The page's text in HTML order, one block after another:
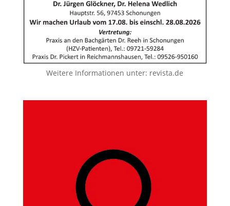
Weitere Informationen unter: revista.de